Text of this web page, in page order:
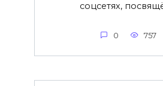
соцсетях,
0 757